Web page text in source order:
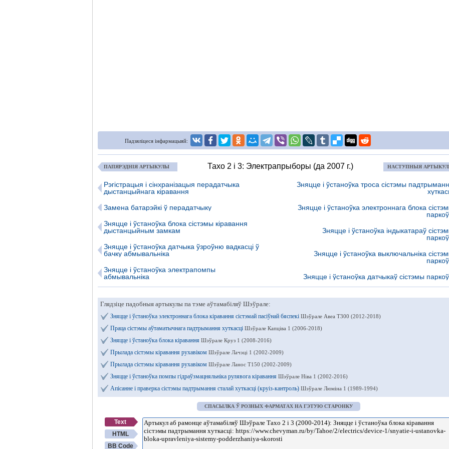
Падзяліцеся інфармацыяй:
ПАПЯРЭДНІЯ АРТЫКУЛЫ Тахо 2 і 3: Электрапрыборы (да 2007 г.) НАСТУПНЫЯ
Рэгістрацыя і сінхранізацыя перадатчыка
дыстанцыйнага кіравання
Замена батарэйкі ў перадатчыку
Зняцце і ўстаноўка блока сістэмы кіравання
дыстанцыйным замкам
Зняцце і ўстаноўка датчыка ўзроўню вадкасці ў
бачку абмывальніка
Зняцце і ўстаноўка электрапомпы
абмывальніка
Зняцце і ўстаноўка троса сістэмы
Зняцце і ўстаноўка электроннага блока
Зняцце і ўстаноўка індыкатараў
Зняцце і ўстаноўка выключальніка
Зняцце і ўстаноўка датчыкаў сістэмы
Глядзіце падобныя артыкулы па тэме аўтамабіляў Шэўрале:
Зняцце і ўстаноўка электроннага блока кіравання сістэмай пасіўнай бяспекі Шэўрале Авеа Т300 (2012-2018)
Праца сістэмы аўтаматычнага падтрымання хуткасці Шэўрале Капціва 1 (2006-2018)
Зняцце і ўстаноўка блока кіравання Шэўрале Круз 1 (2008-2016)
Прылада сістэмы кіравання рухавіком Шэўрале Лачэці 1 (2002-2009)
Прылада сістэмы кіравання рухавіком Шэўрале Ланос Т150 (2002-2009)
Зняцце і ўстаноўка помпы гідраўзмацняльніка рулявога кіравання Шэўрале Ніва 1 (2002-2016)
Апісанне і праверка сістэмы падтрымання сталай хуткасці (круіз-кантроль) Шэўрале Люміна 1 (1989-1994)
СПАСЫЛКА Ў РОЗНЫХ ФАРМАТАХ НА ГЭТУЮ СТАРОНКУ
Text
HTML
BB Code